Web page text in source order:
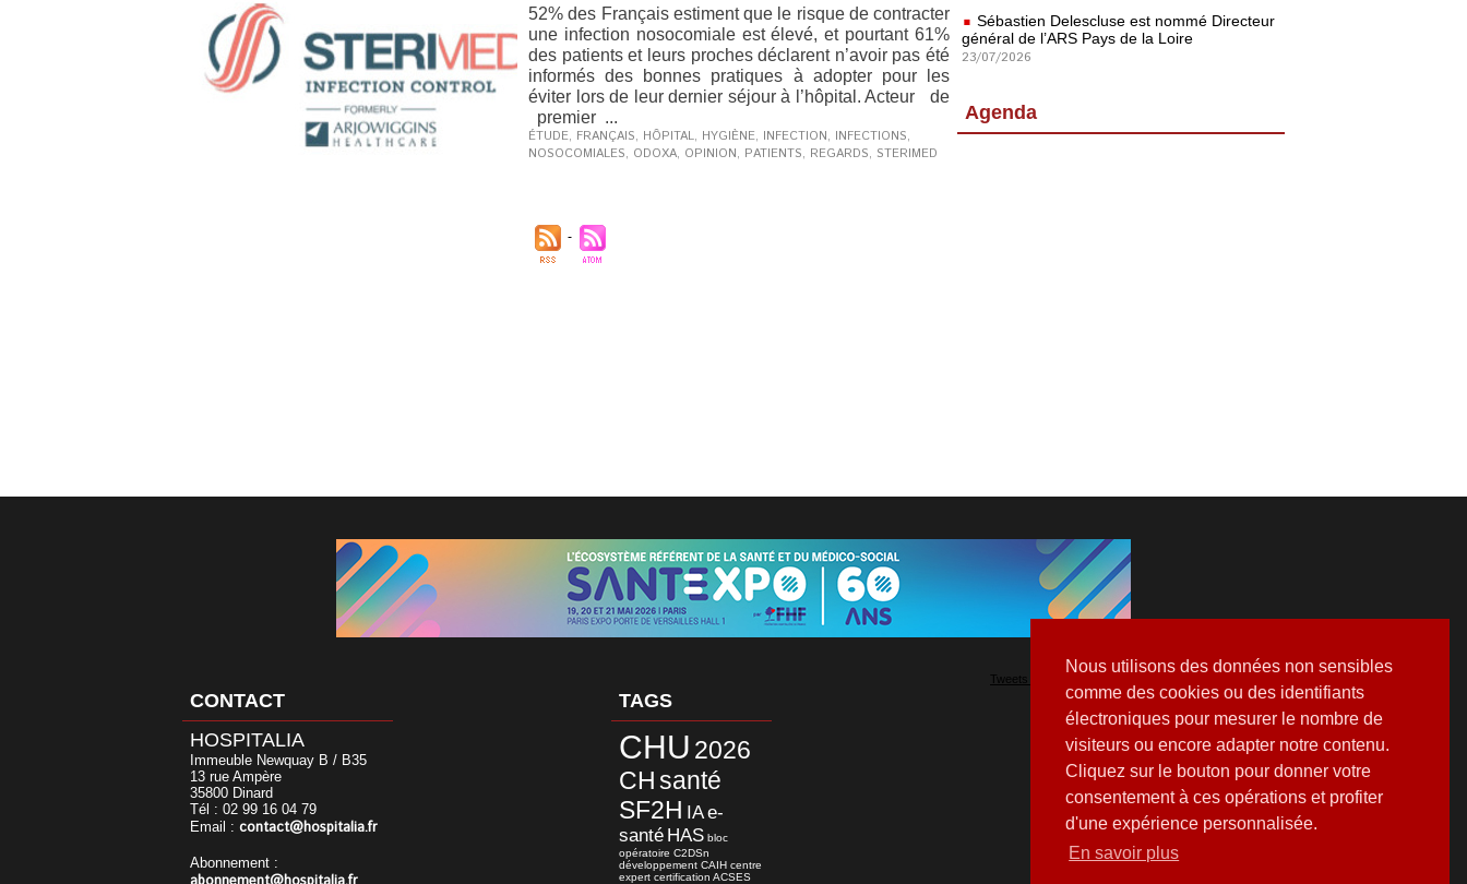
Nous utilisons des données non sensibles
comme des cookies ou des identifiants
électroniques pour mesurer le nombre de
visiteurs ou encore adapter notre contenu.
Cliquez sur le bouton pour donner votre
consentement à ces opérations et profiter
d'une expérience personnalisée.
En savoir plus
52% des Français estiment que le risque de contracter
une infection nosocomiale est élevé, et pourtant 61%
des patients et leurs proches déclarent n’avoir pas été
informés des bonnes pratiques à adopter pour les
éviter lors de leur dernier séjour à l’hôpital. Acteur de
premier ...
ÉTUDE, FRANÇAIS, HÔPITAL, HYGIÈNE, INFECTION, INFECTIONS,
NOSOCOMIALES, ODOXA, OPINION, PATIENTS, REGARDS, STERIMED
Sébastien Delescluse est nommé Directeur
général de l’ARS Pays de la Loire
23/07/2026
Agenda
CONTACT
HOSPITALIA
Immeuble Newquay B / B35
13 rue Ampère
35800 Dinard
Tél : 02 99 16 04 79
Email : contact@hospitalia.fr
Abonnement :
TAGS
CHU 2026
CHsanté
SF2H IAe-
santé HAS bloc
opératoire C2DSn
développement CAIH centre
expert certification ACSES
Tweets by Hospitalia_Mag